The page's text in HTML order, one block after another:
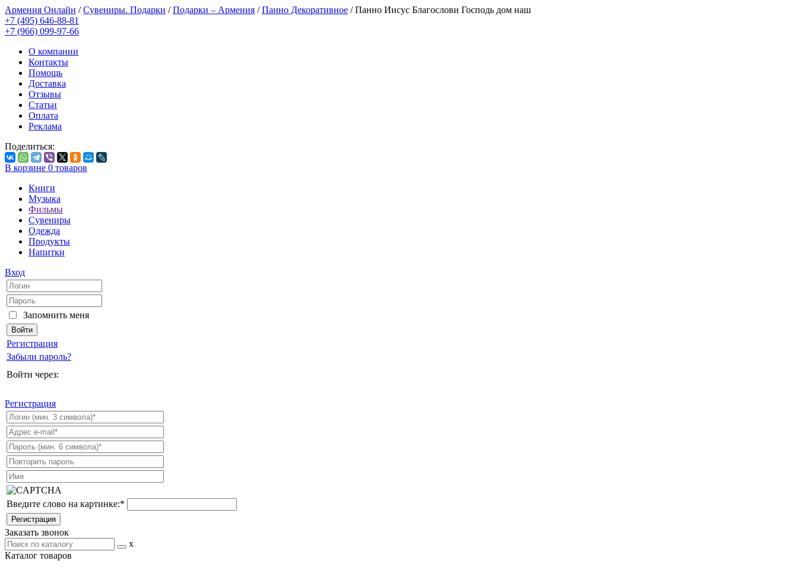
Армения Онлайн /Сувениры. Подарки /Подарки – Армения /Панно Декоративное /Панно Иисус Благослови Господь дом наш
+7 (495) 646-88-81
+7 (966) 099-97-66
О компании
Контакты
Помощь
Доставка
Отзывы
Статьи
Оплата
Реклама
Поделиться:
В корзине 0 товаров
Книги
Музыка
Фильмы
Сувениры
Одежда
Продукты
Напитки
Вход
Запомнить меня
Регистрация
Забыли пароль?
Войти через:
Регистрация
Введите слово на картинке:*
Заказать звонок
x
Каталог товаров